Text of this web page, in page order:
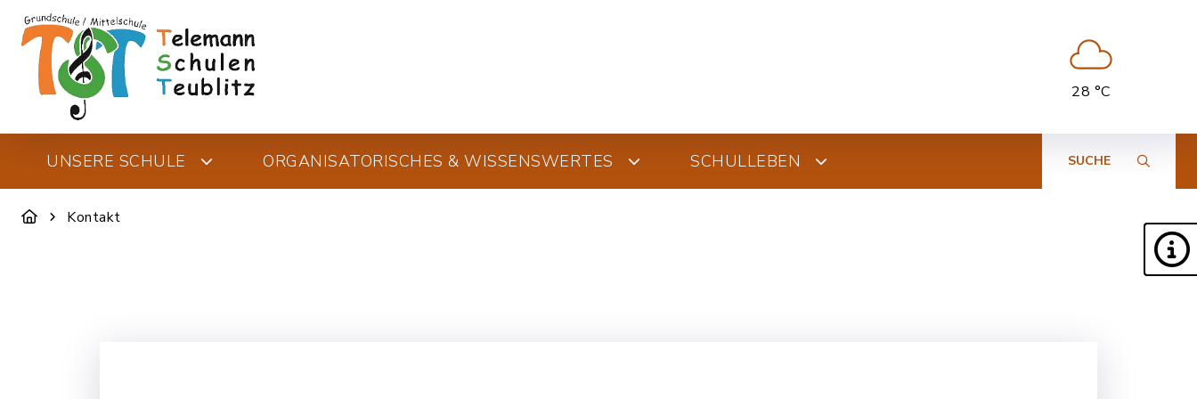
28 °C
UNSERE SCHULE ORGANISATORISCHES & WISSENSWERTES SCHULLEBEN SUCHE
Kontakt